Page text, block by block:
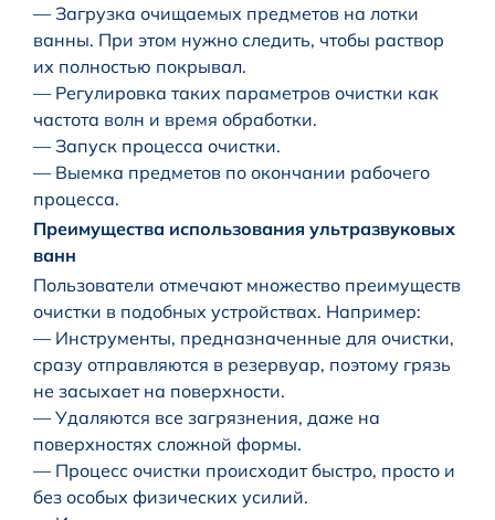
— Загрузка очищаемых предметов на лотки
ванны. При этом нужно следить, чтобы раствор
их полностью покрывал.
— Регулировка таких параметров очистки как
частота волн и время обработки.
— Запуск процесса очистки.
— Выемка предметов по окончании рабочего
процесса.
Преимущества использования ультразвуковых
ванн
Пользователи отмечают множество преимуществ
очистки в подобных устройствах. Например:
— Инструменты, предназначенные для очистки,
сразу отправляются в резервуар, поэтому грязь
не засыхает на поверхности.
— Удаляются все загрязнения, даже на
поверхностях сложной формы.
— Процесс очистки происходит быстро, просто и
без особых физических усилий.